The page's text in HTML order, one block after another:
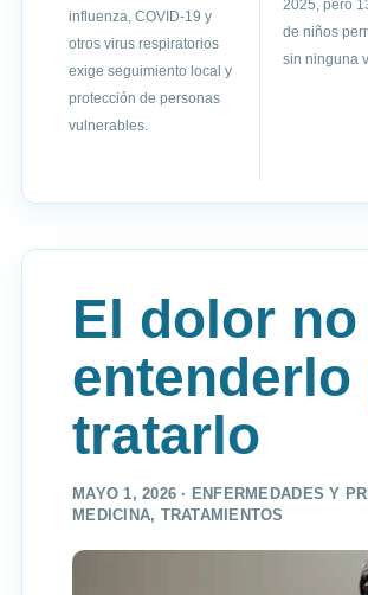
influenza, COVID-19 y
otros virus respiratorios
exige seguimiento local y
protección de personas
vulnerables.
2025, pero
de niños
sin ninguna
El dolor
entenderlo
tratarlo
MAYO 1, 2026 · ENFERMEDADES Y
MEDICINA, TRATAMIENTOS